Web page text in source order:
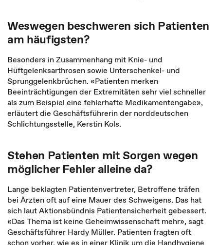
Weswegen beschweren sich Patienten
am häufigsten?
Besonders in Zusammenhang mit Knie- und
Hüftgelenksarthrosen sowie Unterschenkel- und
Sprunggelenkbrüchen. «Patienten merken
Beeinträchtigungen der Extremitäten sehr viel schneller
als zum Beispiel eine fehlerhafte Medikamentengabe»,
erläutert die Geschäftsführerin der norddeutschen
Schlichtungsstelle, Kerstin Kols.
Stehen Patienten mit Sorgen wegen
möglicher Fehler alleine da?
Lange beklagten Patientenvertreter, Betroffene träfen
bei Ärzten oft auf eine Mauer des Schweigens. Das hat
sich laut Aktionsbündnis Patientensicherheit gebessert.
«Das Thema ist keine Geheimwissenschaft mehr», sagt
Geschäftsführer Hardy Müller. Patienten fragten oft
schon vorher, wie es in einer Klinik um die Handhygiene